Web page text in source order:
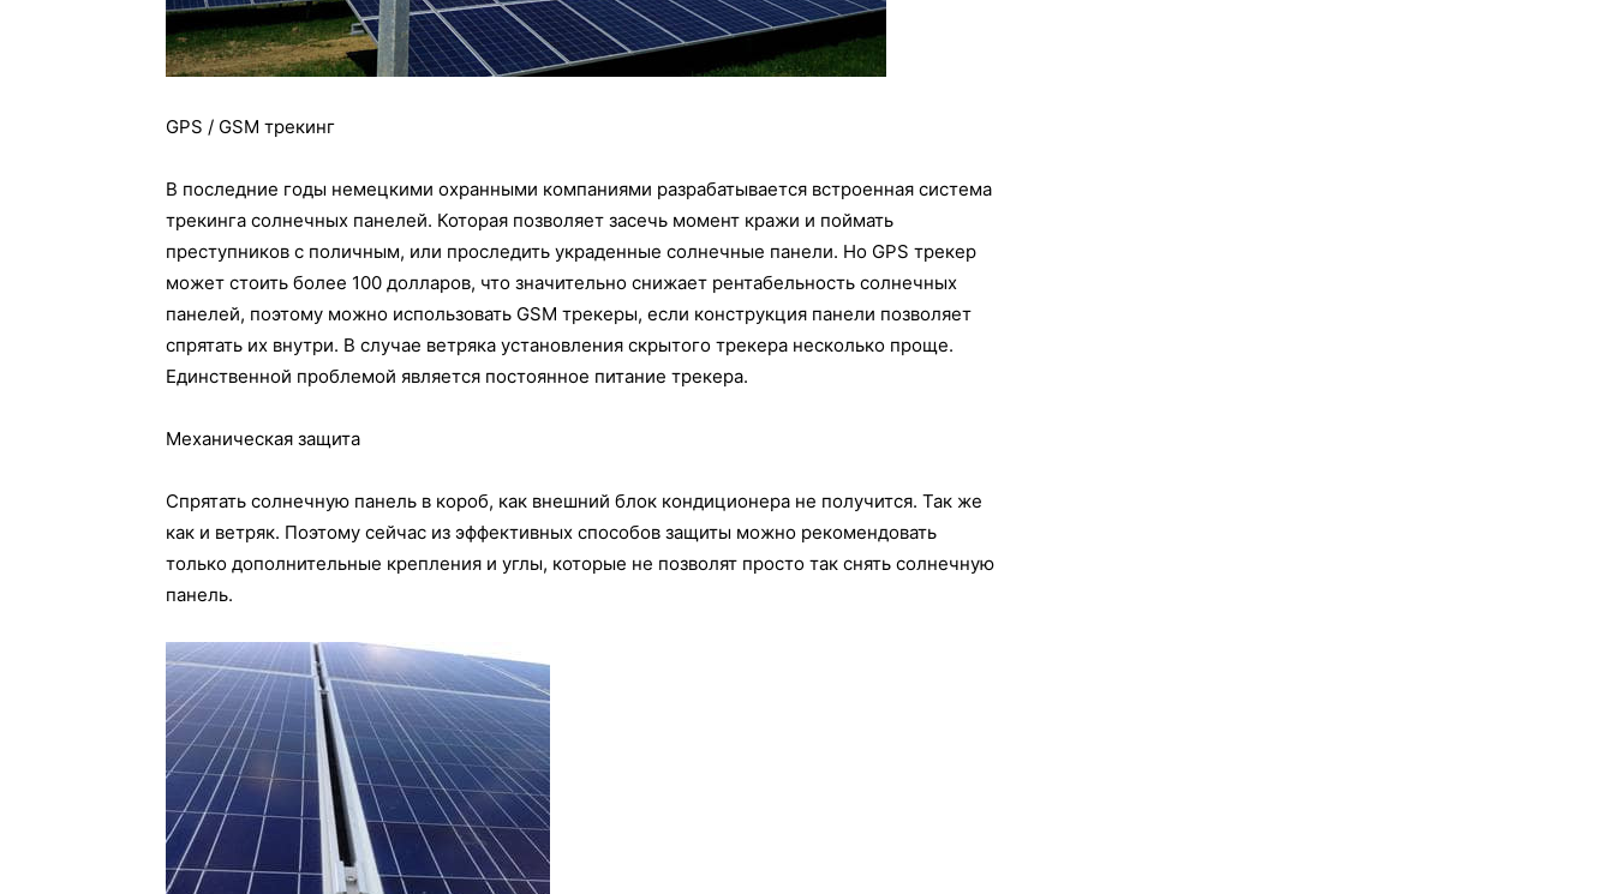
GPS / GSM трекинг
В последние годы немецкими охранными компаниями разрабатывается встроенная система
трекинга солнечных панелей. Которая позволяет засечь момент кражи и поймать
преступников с поличным, или проследить украденные солнечные панели. Но GPS трекер
может стоить более 100 долларов, что значительно снижает рентабельность солнечных
панелей, поэтому можно использовать GSM трекеры, если конструкция панели позволяет
спрятать их внутри. В случае ветряка установления скрытого трекера несколько проще.
Единственной проблемой является постоянное питание трекера.
Механическая защита
Спрятать солнечную панель в короб, как внешний блок кондиционера не получится. Так же
как и ветряк. Поэтому сейчас из эффективных способов защиты можно рекомендовать
только дополнительные крепления и углы, которые не позволят просто так снять солнечную
панель.